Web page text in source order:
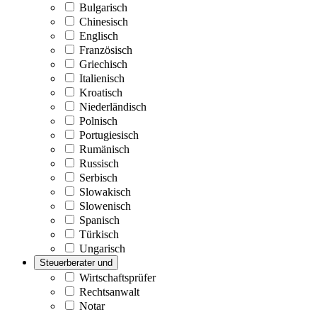
Bulgarisch
Chinesisch
Englisch
Französisch
Griechisch
Italienisch
Kroatisch
Niederländisch
Polnisch
Portugiesisch
Rumänisch
Russisch
Serbisch
Slowakisch
Slowenisch
Spanisch
Türkisch
Ungarisch
Steuerberater und
Wirtschaftsprüfer
Rechtsanwalt
Notar